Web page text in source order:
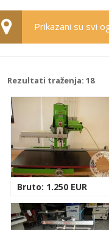
Prikazani su svi
Rezultati traženja: 18
Bruto: 1.250 EUR